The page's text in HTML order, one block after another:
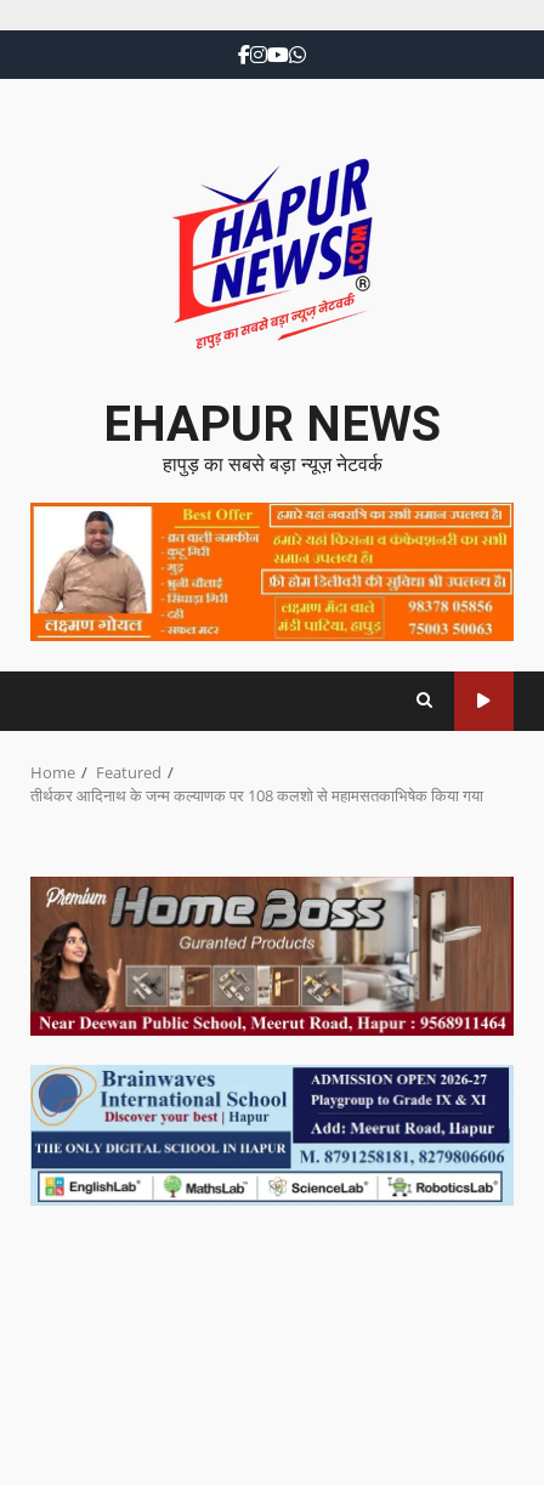
EHAPUR NEWS
हापुड़ का सबसे बड़ा न्यूज़ नेटवर्क
Home
Featured
तीर्थकर आदिनाथ के जन्म कल्याणक पर 108 कलशो से महामसतकाभिषेक किया गया